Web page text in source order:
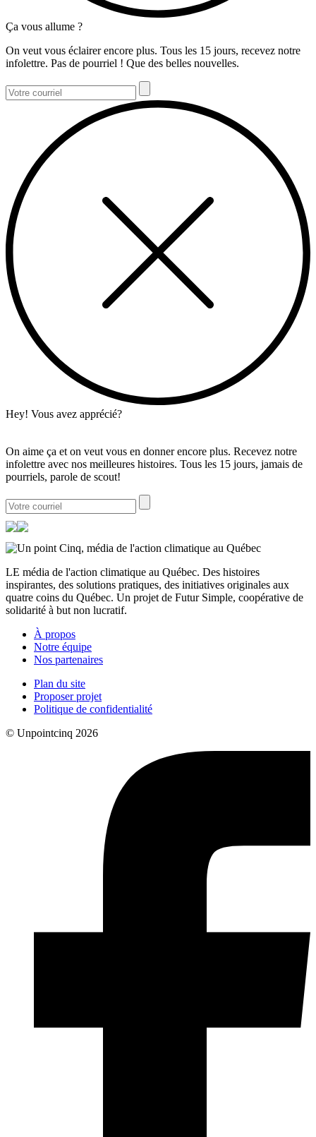
Ça vous allume ?
On veut vous éclairer encore plus. Tous les 15 jours, recevez notre
infolettre. Pas de pourriel ! Que des belles nouvelles.
Hey! Vous avez apprécié?
On aime ça et on veut vous en donner encore plus. Recevez notre
infolettre avec nos meilleures histoires. Tous les 15 jours, jamais de
pourriels, parole de scout!
LE média de l'action climatique au Québec. Des histoires
inspirantes, des solutions pratiques, des initiatives originales aux
quatre coins du Québec. Un projet de Futur Simple, coopérative de
solidarité à but non lucratif.
À propos
Notre équipe
Nos partenaires
Plan du site
Proposer projet
Politique de confidentialité
© Unpointcinq 2026